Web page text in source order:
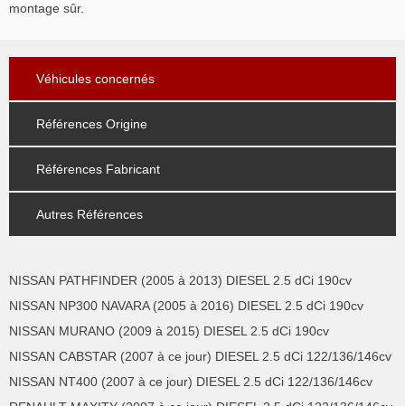
montage sûr.
Véhicules concernés
Références Origine
Références Fabricant
Autres Références
NISSAN PATHFINDER (2005 à 2013) DIESEL 2.5 dCi 190cv
NISSAN NP300 NAVARA (2005 à 2016) DIESEL 2.5 dCi 190cv
NISSAN MURANO (2009 à 2015) DIESEL 2.5 dCi 190cv
NISSAN CABSTAR (2007 à ce jour) DIESEL 2.5 dCi 122/136/146cv
NISSAN NT400 (2007 à ce jour) DIESEL 2.5 dCi 122/136/146cv